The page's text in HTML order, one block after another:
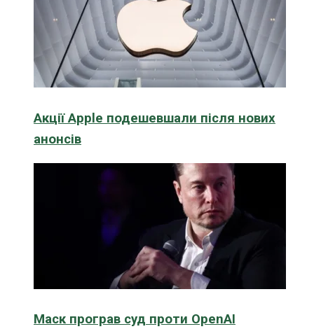
Акції Apple подешевшали після нових
анонсів
Маск програв суд проти OpenAI